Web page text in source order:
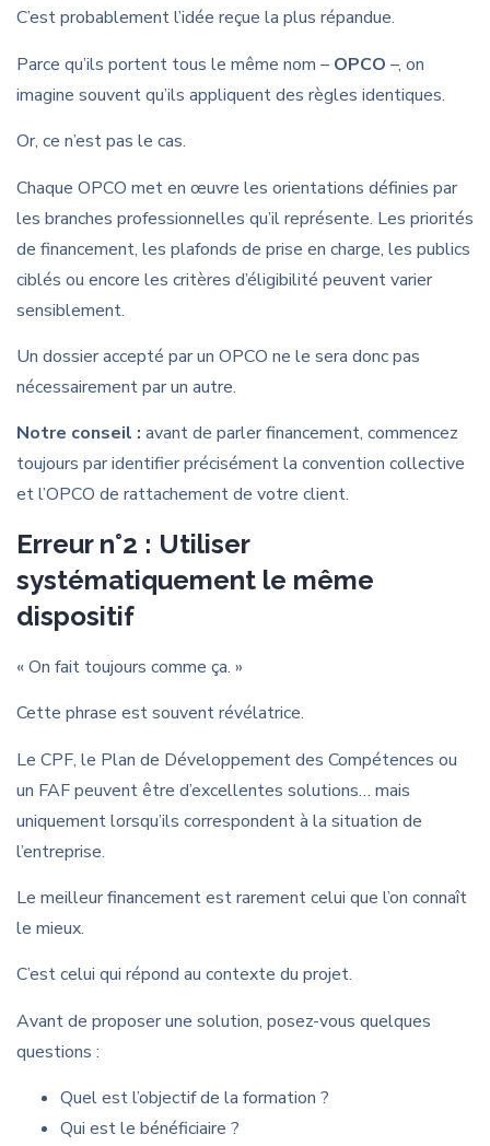
C’est probablement l’idée reçue la plus répandue.
Parce qu’ils portent tous le même nom – OPCO –, on
imagine souvent qu’ils appliquent des règles identiques.
Or, ce n’est pas le cas.
Chaque OPCO met en œuvre les orientations définies par
les branches professionnelles qu’il représente. Les priorités
de financement, les plafonds de prise en charge, les publics
ciblés ou encore les critères d’éligibilité peuvent varier
sensiblement.
Un dossier accepté par un OPCO ne le sera donc pas
nécessairement par un autre.
Notre conseil : avant de parler financement, commencez
toujours par identifier précisément la convention collective
et l’OPCO de rattachement de votre client.
Erreur n°2 : Utiliser
systématiquement le même
dispositif
« On fait toujours comme ça. »
Cette phrase est souvent révélatrice.
Le CPF, le Plan de Développement des Compétences ou
un FAF peuvent être d’excellentes solutions… mais
uniquement lorsqu’ils correspondent à la situation de
l’entreprise.
Le meilleur financement est rarement celui que l’on connaît
le mieux.
C’est celui qui répond au contexte du projet.
Avant de proposer une solution, posez-vous quelques
questions :
Quel est l’objectif de la formation ?
Qui est le bénéficiaire ?